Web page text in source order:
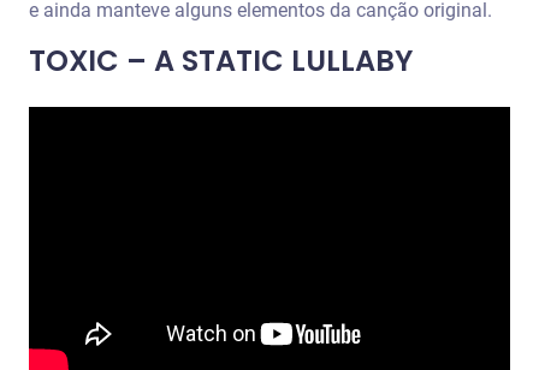
e ainda manteve alguns elementos da canção original.
TOXIC – A STATIC LULLABY